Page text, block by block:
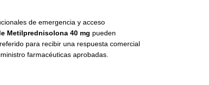
de emergencia y acceso
Metilprednisolona 40 mg pueden
para recibir una respuesta comercial
farmacéuticas aprobadas.